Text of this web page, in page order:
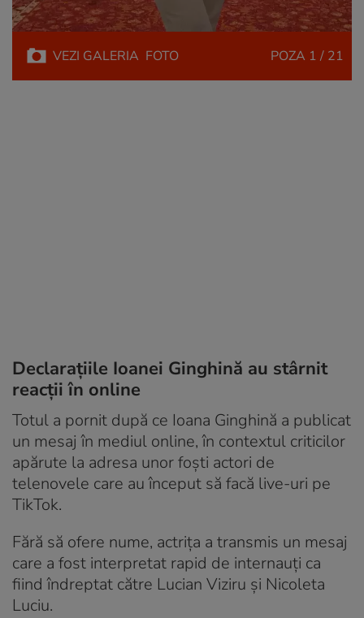
VEZI GALERIA FOTO POZA 1 / 21
Declarațiile Ioanei Ginghină au stârnit
reacții în online
Totul a pornit după ce Ioana Ginghină a publicat
un mesaj în mediul online, în contextul criticilor
apărute la adresa unor foști actori de
telenovele care au început să facă live-uri pe
TikTok.
Fără să ofere nume, actrița a transmis un mesaj
care a fost interpretat rapid de internauți ca
fiind îndreptat către Lucian Viziru și Nicoleta
Luciu.